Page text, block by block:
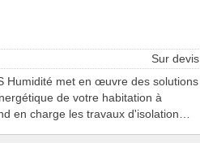
Sur devis
Humidité met en œuvre des solutions
de votre habitation à
en charge les travaux d'isolation…